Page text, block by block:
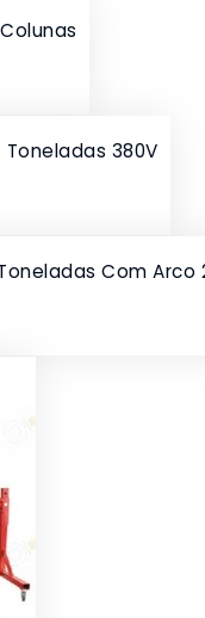
380V
Com Arco